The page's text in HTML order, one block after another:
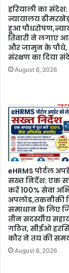
हरियाली का संदेश:
न्यायालय
हुआ
तिवारी ने लगाए
और जामुन के पौधे,
संरक्षण का दिया
August 6, 2026
eHRMS पोर्टल
सख्त निर्देश: एक
करें 100% सेवा
अपलोड,तकनीकी
समाधान के लिए
तीन सदस्यीय
गठित, सीईओ
कौर ने तय की
August 6, 2026